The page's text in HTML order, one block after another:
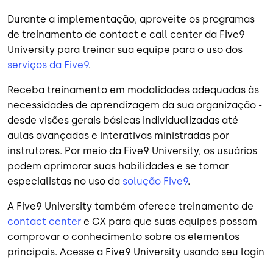
Durante a implementação, aproveite os programas
de treinamento de contact e call center da Five9
University para treinar sua equipe para o uso dos
serviços da Five9.
Receba treinamento em modalidades adequadas às
necessidades de aprendizagem da sua organização -
desde visões gerais básicas individualizadas até
aulas avançadas e interativas ministradas por
instrutores. Por meio da Five9 University, os usuários
podem aprimorar suas habilidades e se tornar
especialistas no uso da solução Five9.
A Five9 University também oferece treinamento de
contact center e CX para que suas equipes possam
comprovar o conhecimento sobre os elementos
principais. Acesse a Five9 University usando seu login